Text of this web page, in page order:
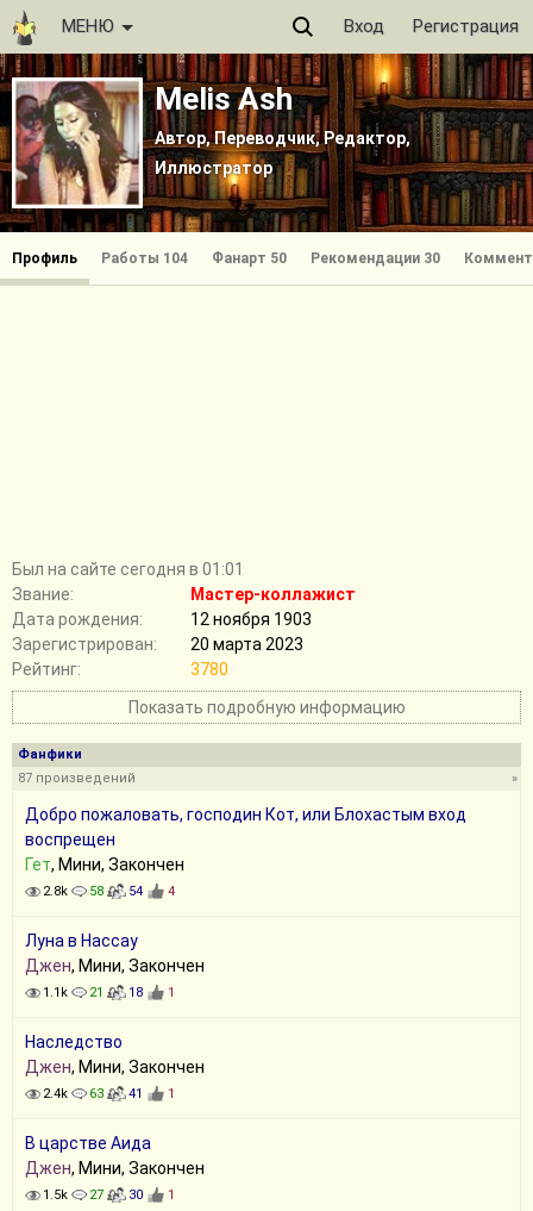
МЕНЮ Вход Регистрация
Melis Ash
Автор, Переводчик, Редактор,
Иллюстратор
Профиль Работы 104 Фанарт 50 Рекомендации 30
Был на сайте сегодня в 01:01
Звание:
Мастер-коллажист
Дата рождения:
12 ноября 1903
Зарегистрирован:
20 марта 2023
Рейтинг:
3780
Показать подробную информацию
Фанфики
87 произведений
»
Добро пожаловать, господин Кот, или Блохастым вход
воспрещен
Гет, Мини, Закончен
2.8k 58 54 4
Луна в Нассау
Джен, Мини, Закончен
1.1k 21 18 1
Наследство
Джен, Мини, Закончен
2.4k 63 41 1
В царстве Аида
Джен, Мини, Закончен
1.5k 27 30 1